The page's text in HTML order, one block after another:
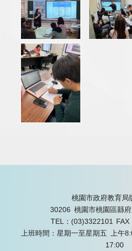
桃園市政府教育局
30206 桃園市桃園區縣
TEL：(03)3322101
上班時間：星期一至星期五 上午
17:00